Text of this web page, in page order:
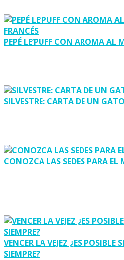
PEPÉ LE’PUFF CON AROMA AL
SILVESTRE: CARTA DE UN
CONOZCA LAS SEDES PARA
VENCER LA VEJEZ ¿ES POSIBLE
SIEMPRE?